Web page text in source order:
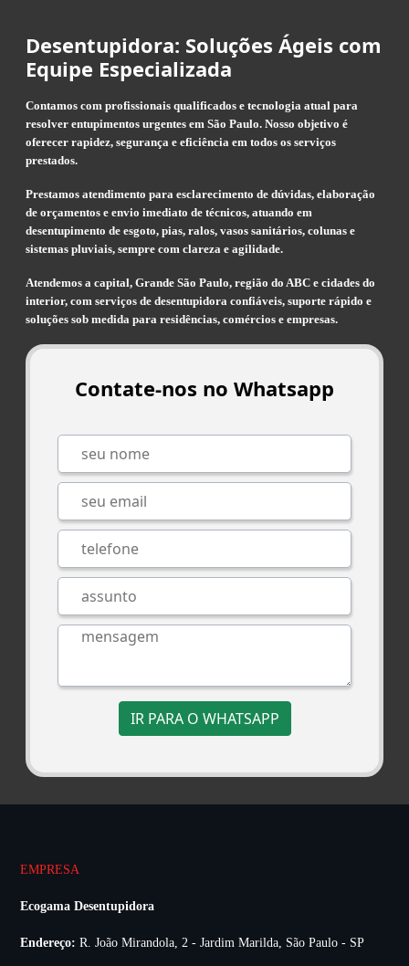
Desentupidora: Soluções Ágeis com
Equipe Especializada
Contamos com profissionais qualificados e tecnologia atual para
resolver entupimentos urgentes em São Paulo. Nosso objetivo é
oferecer rapidez, segurança e eficiência em todos os serviços
prestados.
Prestamos atendimento para esclarecimento de dúvidas, elaboração
de orçamentos e envio imediato de técnicos, atuando em
desentupimento de esgoto, pias, ralos, vasos sanitários, colunas e
sistemas pluviais, sempre com clareza e agilidade.
Atendemos a capital, Grande São Paulo, região do ABC e cidades do
interior, com serviços de desentupidora confiáveis, suporte rápido e
soluções sob medida para residências, comércios e empresas.
Contate-nos no Whatsapp
IR PARA O WHATSAPP
EMPRESA
Ecogama Desentupidora
Endereço: R. João Mirandola, 2 - Jardim Marilda, São Paulo - SP